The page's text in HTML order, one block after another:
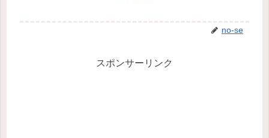
no-se
スポンサーリンク